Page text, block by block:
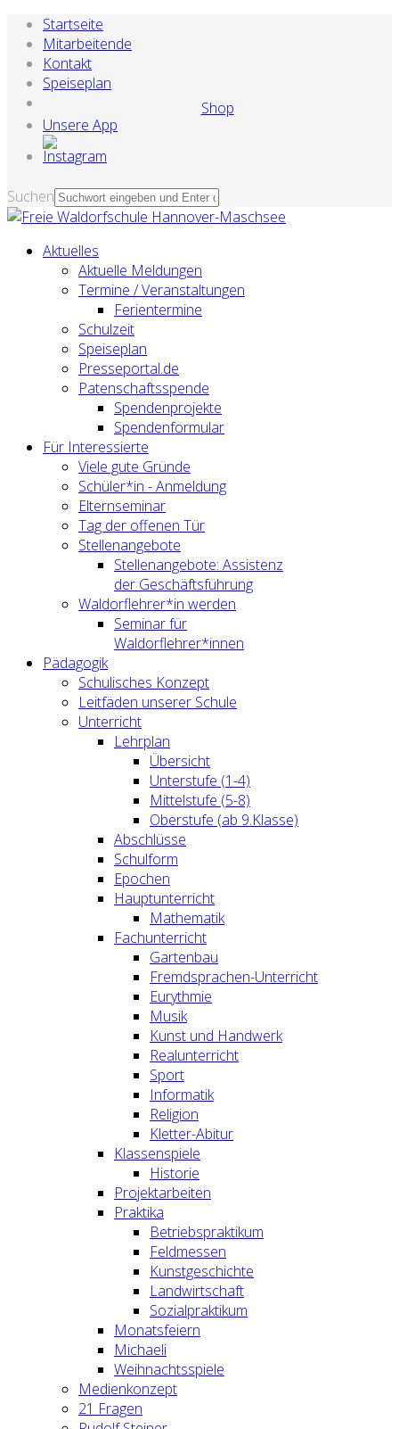
Startseite
Mitarbeitende
Kontakt
Speiseplan
Shop
Unsere App
Suchen
Aktuelles
Aktuelle Meldungen
Termine / Veranstaltungen
Ferientermine
Schulzeit
Speiseplan
Presseportal.de
Patenschaftsspende
Spendenprojekte
Spendenformular
Für Interessierte
Viele gute Gründe
Schüler*in - Anmeldung
Elternseminar
Tag der offenen Tür
Stellenangebote
Stellenangebote: Assistenz
der Geschäftsführung
Waldorflehrer*in werden
Seminar für
Waldorflehrer*innen
Pädagogik
Schulisches Konzept
Leitfäden unserer Schule
Unterricht
Lehrplan
Übersicht
Unterstufe (1-4)
Mittelstufe (5-8)
Oberstufe (ab 9.Klasse)
Abschlüsse
Schulform
Epochen
Hauptunterricht
Mathematik
Fachunterricht
Gartenbau
Fremdsprachen-Unterricht
Eurythmie
Musik
Kunst und Handwerk
Realunterricht
Sport
Informatik
Religion
Kletter-Abitur
Klassenspiele
Historie
Projektarbeiten
Praktika
Betriebspraktikum
Feldmessen
Kunstgeschichte
Landwirtschaft
Sozialpraktikum
Monatsfeiern
Michaeli
Weihnachtsspiele
Medienkonzept
21 Fragen